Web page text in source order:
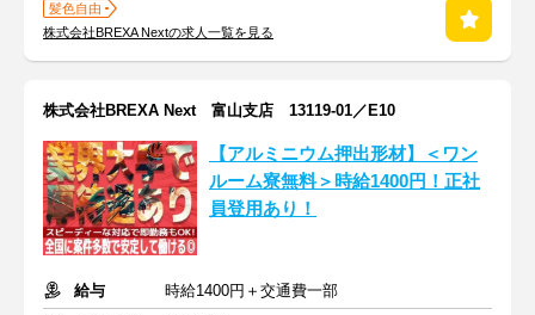
髪色自由
株式会社BREXA Nextの求人一覧を見る
株式会社BREXA Next 富山支店 13119-01／E10
【アルミニウム押出形材】＜ワン
ルーム寮無料＞時給1400円！正社
員登用あり！
給与
時給1400円＋交通費一部